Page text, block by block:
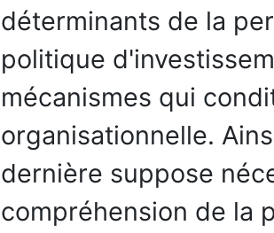
déterminants de la
politique
mécanismes qui
organisationnelle.
dernière suppose
compréhension de la